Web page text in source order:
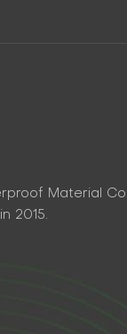
Material Co.,
2015.